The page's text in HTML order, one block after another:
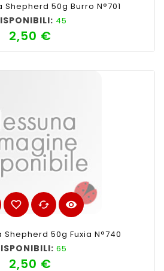
Shepherd 50g Burro N°701
45
2,50 €Prezzo
favorite_border cached visibility
50g Fuxia N°740
65
2,50 €Prezzo